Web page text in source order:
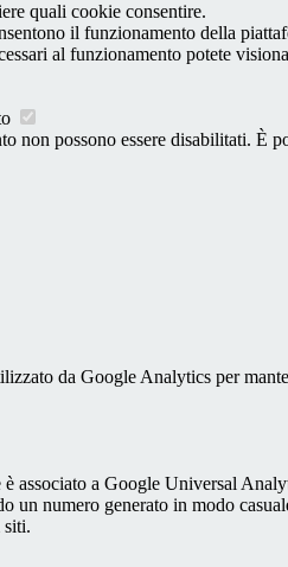
quali cookie consentire.
il funzionamento della
al funzionamento potete
non possono essere disabilitati. È
da Google Analytics per
associato a Google Universal
un numero generato in modo
siti.